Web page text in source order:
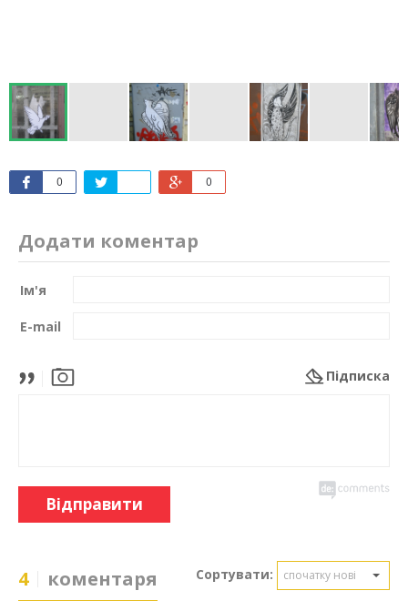
0 0
Додати коментар
Ім'я
E-mail
Підписка
Відправити
4 коментаря Сортувати: спочатку нові